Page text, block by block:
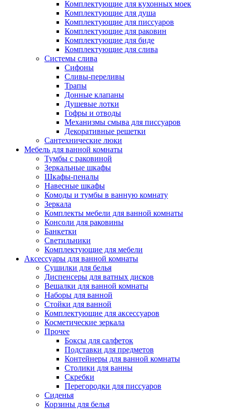
Комплектующие для кухонных моек
Комплектующие для душа
Комплектующие для писсуаров
Комплектующие для раковин
Комплектующие для биде
Комплектующие для слива
Системы слива
Сифоны
Сливы-переливы
Трапы
Донные клапаны
Душевые лотки
Гофры и отводы
Механизмы смыва для писсуаров
Декоративные решетки
Сантехнические люки
Мебель для ванной комнаты
Тумбы с раковиной
Зеркальные шкафы
Шкафы-пеналы
Навесные шкафы
Комоды и тумбы в ванную комнату
Зеркала
Комплекты мебели для ванной комнаты
Консоли для раковины
Банкетки
Светильники
Комплектующие для мебели
Аксессуары для ванной комнаты
Сушилки для белья
Диспенсеры для ватных дисков
Вешалки для ванной комнаты
Наборы для ванной
Стойки для ванной
Комплектующие для аксессуаров
Косметические зеркала
Прочее
Боксы для салфеток
Подставки для предметов
Контейнеры для ванной комнаты
Столики для ванны
Скребки
Перегородки для писсуаров
Сиденья
Корзины для белья